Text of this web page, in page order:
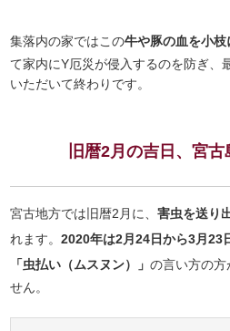
集落内の家ではこの牛や豚の血を小枝
て家内にY厄災が侵入するのを防ぎ、
いただいて終わりです。
旧暦2月の吉日、宮古
宮古地方では旧暦2月に、害虫を送り
れます。2020年は2月24日から3月23
「虫払い（ムスヌン）」の言い方の方
せん。